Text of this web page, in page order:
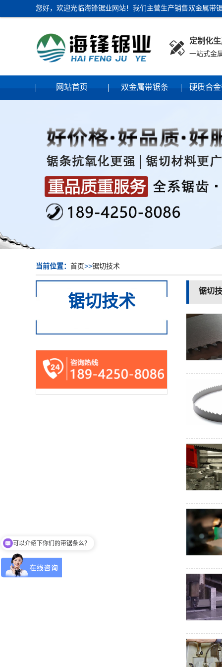
您好，欢迎光临海锋锯业网站！我们主营生产销售双金属
 定制化
一站式金
网站首页 双金属带锯条 硬质合
当前位置： 首页>>锯切技术
锯切技术
锯切
可以介绍下你们的带锯条么？